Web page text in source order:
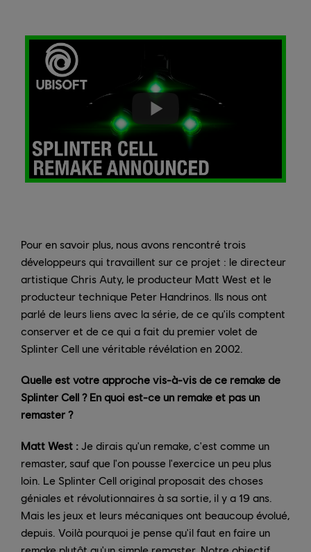
Pour en savoir plus, nous avons rencontré trois
développeurs qui travaillent sur ce projet : le directeur
artistique Chris Auty, le producteur Matt West et le
producteur technique Peter Handrinos. Ils nous ont
parlé de leurs liens avec la série, de ce qu'ils comptent
conserver et de ce qui a fait du premier volet de
Splinter Cell une véritable révélation en 2002.
Quelle est votre approche vis-à-vis de ce remake de
Splinter Cell ? En quoi est-ce un remake et pas un
remaster ?
Matt West : Je dirais qu'un remake, c'est comme un
remaster, sauf que l'on pousse l'exercice un peu plus
loin. Le Splinter Cell original proposait des choses
géniales et révolutionnaires à sa sortie, il y a 19 ans.
Mais les jeux et leurs mécaniques ont beaucoup évolué,
depuis. Voilà pourquoi je pense qu'il faut en faire un
remake plutôt qu'un simple remaster. Notre objectif,